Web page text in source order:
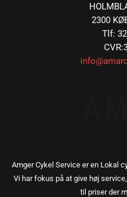
2300
Tlf:
Amger Cykel Service er en Lokal
Vi har fokus på at give høj
til priser der